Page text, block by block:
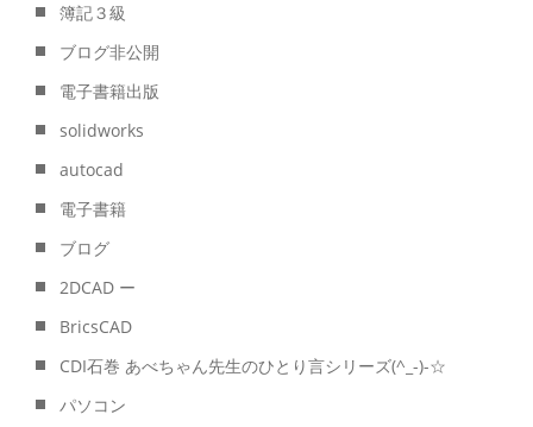
簿記３級
ブログ非公開
電子書籍出版
solidworks
autocad
電子書籍
ブログ
2DCAD ー
BricsCAD
CDI石巻 あべちゃん先生のひとり言シリーズ(^_-)-☆
パソコン